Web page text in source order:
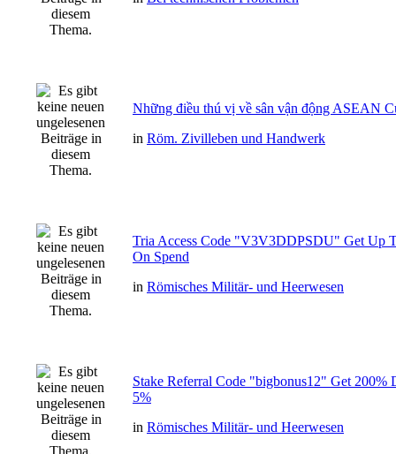
Những điều thú vị về sân vận động ASEAN
in Röm. Zivilleben und Handwerk
Tria Access Code "V3V3DDPSDU" Get Up
On Spend
in Römisches Militär- und Heerwesen
Stake Referral Code "bigbonus12" Get 200%
5%
in Römisches Militär- und Heerwesen